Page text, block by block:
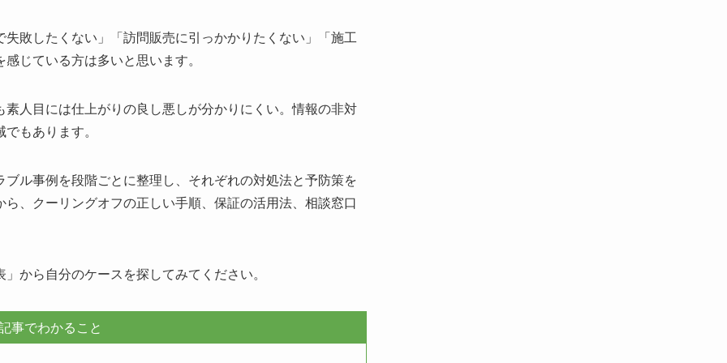
敗したくない」「訪問販売に引っかかりたくない」「施工
じている方は多いと思います。
人目には仕上がりの良し悪しが分かりにくい。情報の非対
もあります。
ル事例を段階ごとに整理し、それぞれの対処法と予防策を
、クーリングオフの正しい手順、保証の活用法、相談窓口
から自分のケースを探してみてください。
事でわかること